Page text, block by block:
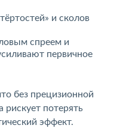
и сколо
спреем и
первичное
без прецизионной
рискует потерять
эффект.